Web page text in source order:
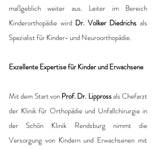
maßgeblich weiter aus. Leiter im Bereich
Kinderorthopädie wird Dr. Volker Diedrichs als
Spezialist für Kinder- und Neuroorthopädie.
Exzellente Expertise für Kinder und Erwachsene
Mit dem Start von Prof. Dr. Lippross als Chefarzt
der Klinik für Orthopädie und Unfallchirurgie in
der Schön Klinik Rendsburg nimmt die
Versorgung von Kindern und Erwachsenen mit